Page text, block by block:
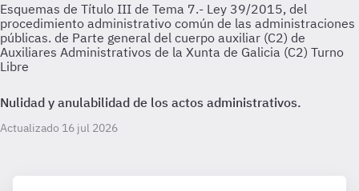
Esquemas de Título III de Tema 7.- Ley 39/2015, del
procedimiento administrativo común de las administraciones
públicas. de Parte general del cuerpo auxiliar (C2) de
Auxiliares Administrativos de la Xunta de Galicia (C2) Turno
Libre
Nulidad y anulabilidad de los actos administrativos.
Actualizado 16 jul 2026